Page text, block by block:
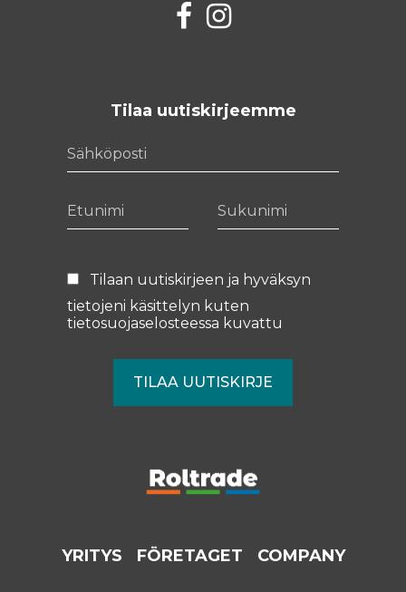
FacebookInstagram
Tilaa uutiskirjeemme
Tilaan uutiskirjeen ja hyväksyn
tietojeni käsittelyn kuten
tietosuojaselosteessa kuvattu
YRITYS FÖRETAGET COMPANY